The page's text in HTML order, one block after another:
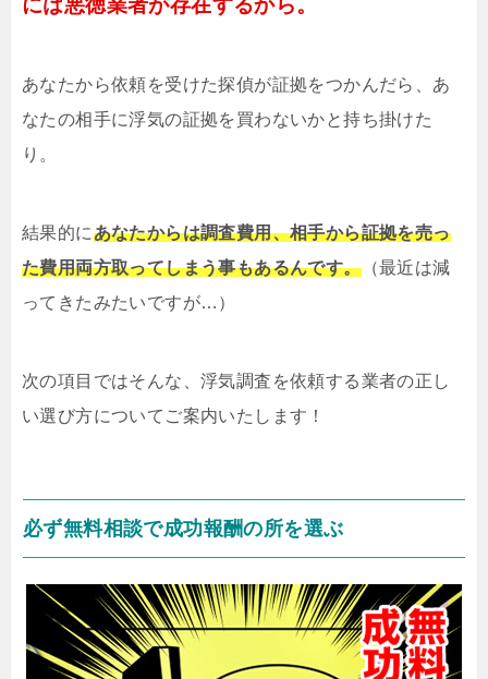
には悪徳業者が存在するから。
あなたから依頼を受けた探偵が証拠をつかんだら、あ
なたの相手に浮気の証拠を買わないかと持ち掛けた
り。
結果的にあなたからは調査費用、相手から証拠を売っ
た費用両方取ってしまう事もあるんです。（最近は減
ってきたみたいですが…）
次の項目ではそんな、浮気調査を依頼する業者の正し
い選び方についてご案内いたします！
必ず無料相談で成功報酬の所を選ぶ